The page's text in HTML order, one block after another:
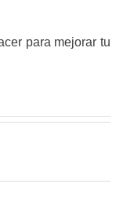
para mejorar tu